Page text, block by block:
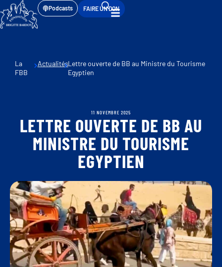
Podcasts FAIRE UN DON
La
FBB
ActualitésLettre ouverte de BB au Ministre du Tourisme
Egyptien
11 NOVEMBRE 2025
LETTRE OUVERTE DE BB AU
MINISTRE DU TOURISME
EGYPTIEN